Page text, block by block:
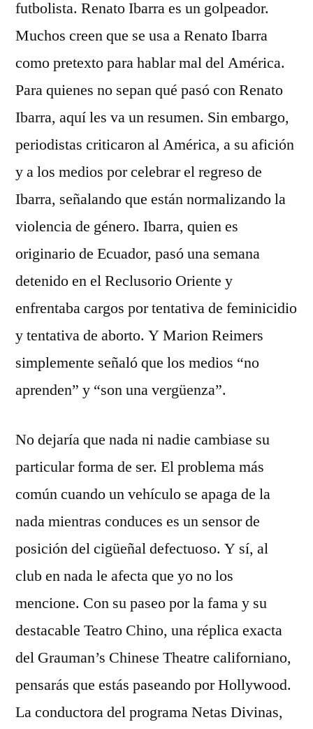
futbolista. Renato Ibarra es un golpeador.
Muchos creen que se usa a Renato Ibarra
como pretexto para hablar mal del América.
Para quienes no sepan qué pasó con Renato
Ibarra, aquí les va un resumen. Sin embargo,
periodistas criticaron al América, a su afición
y a los medios por celebrar el regreso de
Ibarra, señalando que están normalizando la
violencia de género. Ibarra, quien es
originario de Ecuador, pasó una semana
detenido en el Reclusorio Oriente y
enfrentaba cargos por tentativa de feminicidio
y tentativa de aborto. Y Marion Reimers
simplemente señaló que los medios “no
aprenden” y “son una vergüenza”.
No dejaría que nada ni nadie cambiase su
particular forma de ser. El problema más
común cuando un vehículo se apaga de la
nada mientras conduces es un sensor de
posición del cigüeñal defectuoso. Y sí, al
club en nada le afecta que yo no los
mencione. Con su paseo por la fama y su
destacable Teatro Chino, una réplica exacta
del Grauman’s Chinese Theatre californiano,
pensarás que estás paseando por Hollywood.
La conductora del programa Netas Divinas,